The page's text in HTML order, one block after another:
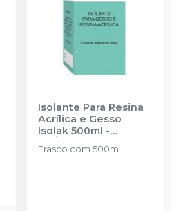
Isolante Para Resina
Acrílica e Gesso
Isolak 500ml -
Frasco com 500ml.